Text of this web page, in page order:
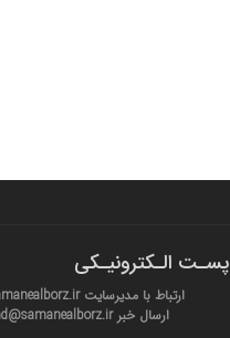
پسـت الـکترونیـکی
ارتباط با مدیرسایت ahmadi@samanealborz.ir
ارسال خبر shahrvand@samanealborz.ir